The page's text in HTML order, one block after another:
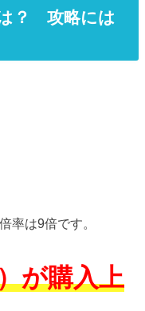
？ 攻略には
率は9倍です。
が購入上